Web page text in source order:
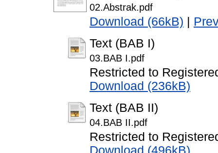
02.Abstrak.pdf
Download (66kB)
Text (BAB I)
03.BAB I.pdf
Restricted to
Download (236kB)
Text (BAB II)
04.BAB II.pdf
Restricted to